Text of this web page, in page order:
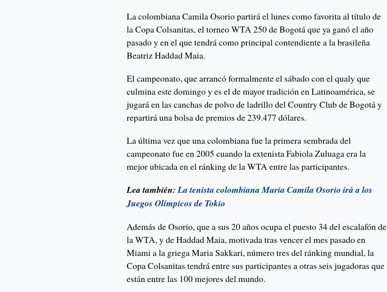
La colombiana Camila Osorio partirá el lunes como favorita al título de
la Copa Colsanitas, el torneo WTA 250 de Bogotá que ya ganó el año
pasado y en el que tendrá como principal contendiente a la brasileña
Beatriz Haddad Maia.
El campeonato, que arrancó formalmente el sábado con el qualy que
culmina este domingo y es el de mayor tradición en Latinoamérica, se
jugará en las canchas de polvo de ladrillo del Country Club de Bogotá y
repartirá una bolsa de premios de 239.477 dólares.
La última vez que una colombiana fue la primera sembrada del
campeonato fue en 2005 cuando la extenista Fabiola Zuluaga era la
mejor ubicada en el ránking de la WTA entre las participantes.
Lea también:La tenista colombiana María Camila Osorio irá a los
Juegos Olímpicos de Tokio
Además de Osorio, que a sus 20 años ocupa el puesto 34 del escalafón de
la WTA, y de Haddad Maia, motivada tras vencer el mes pasado en
Miami a la griega Maria Sakkari, número tres del ránking mundial, la
Copa Colsanitas tendrá entre sus participantes a otras seis jugadoras que
están entre las 100 mejores del mundo.